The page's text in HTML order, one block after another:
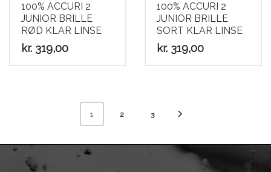
100% ACCURI 2
JUNIOR BRILLE
RØD KLAR LINSE
kr. 319,00
100% ACCURI 2
JUNIOR BRILLE
SORT KLAR LINSE
kr. 319,00
1 2 3